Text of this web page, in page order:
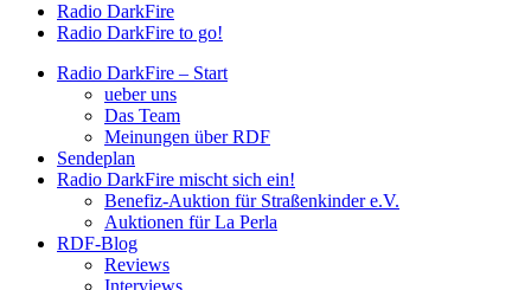
Radio DarkFire
Radio DarkFire to go!
Radio DarkFire – Start
ueber uns
Das Team
Meinungen über RDF
Sendeplan
Radio DarkFire mischt sich ein!
Benefiz-Auktion für Straßenkinder e.V.
Auktionen für La Perla
RDF-Blog
Reviews